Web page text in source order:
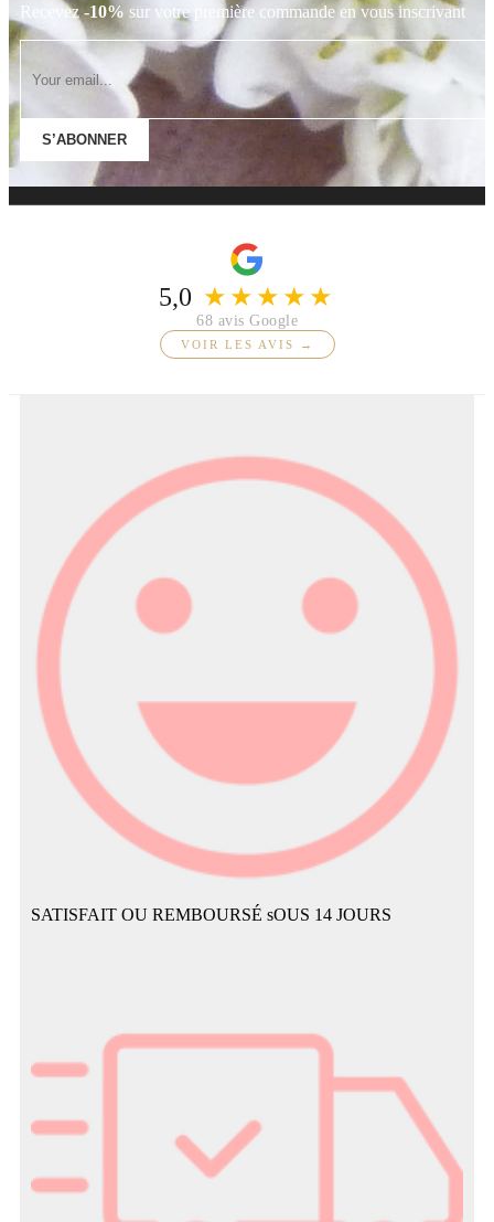
Recevez-10% sur votre première commande en vous inscrivant
S’ABONNER
5,0 ★★★★★
68 avis Google
VOIR LES AVIS →
SATISFAIT OU REMBOURSÉ sOUS 14 JOURS